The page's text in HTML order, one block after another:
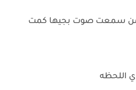
من سمعت صوت بجيها كمت
اللحظه